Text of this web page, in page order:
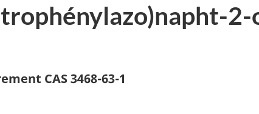
2-
CAS 3468-63-1